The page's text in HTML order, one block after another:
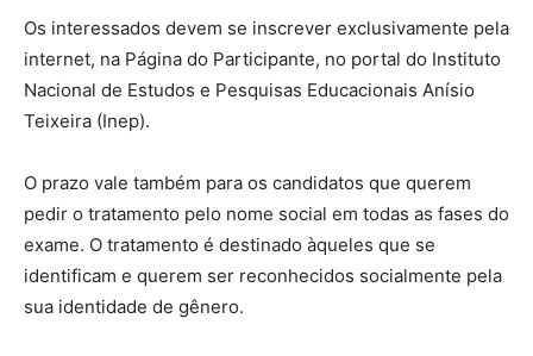
Os interessados devem se inscrever exclusivamente pela
internet, na Página do Participante, no portal do Instituto
Nacional de Estudos e Pesquisas Educacionais Anísio
Teixeira (Inep).
O prazo vale também para os candidatos que querem
pedir o tratamento pelo nome social em todas as fases do
exame. O tratamento é destinado àqueles que se
identificam e querem ser reconhecidos socialmente pela
sua identidade de gênero.